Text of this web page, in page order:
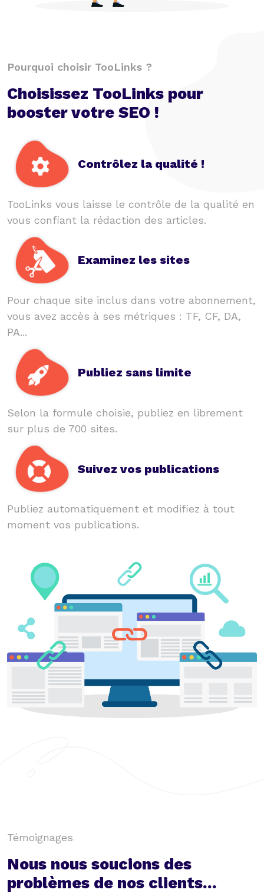
Pourquoi choisir TooLinks ?
Choisissez TooLinks pour
booster votre SEO !
Contrôlez la qualité !
TooLinks vous laisse le contrôle de la qualité en
vous confiant la rédaction des articles.
Examinez les sites
Pour chaque site inclus dans votre abonnement,
vous avez accès à ses métriques : TF, CF, DA,
PA...
Publiez sans limite
Selon la formule choisie, publiez en librement
sur plus de 700 sites.
Suivez vos publications
Publiez automatiquement et modifiez à tout
moment vos publications.
Témoignages
Nous nous soucions des
problèmes de nos clients...